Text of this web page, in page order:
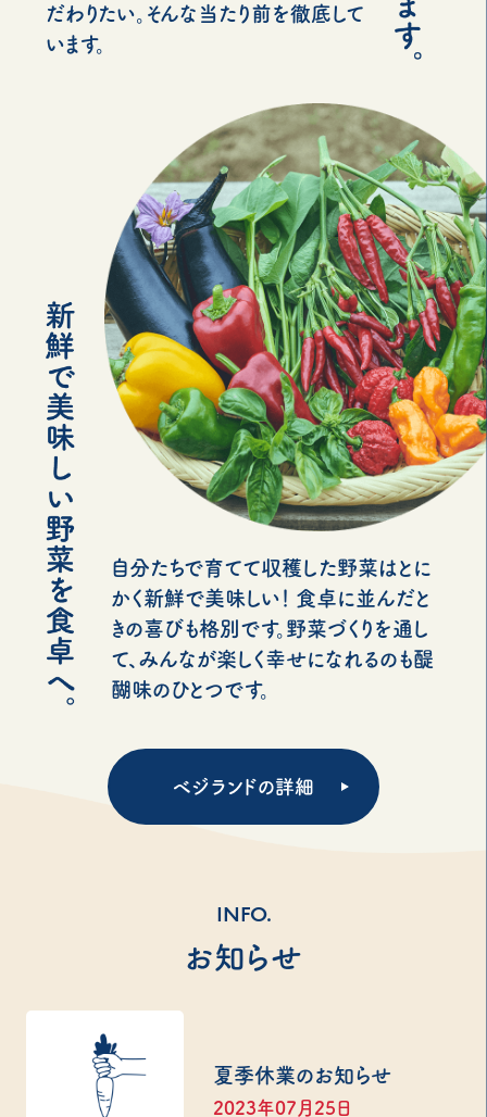
だわりたい。そんな当たり前を徹底して
います。
自分たちで育てて収穫した野菜はとに
かく新鮮で美味しい！ 食卓に並んだと
きの喜びも格別です。野菜づくりを通し
て、みんなが楽しく幸せになれるのも醍
醐味のひとつです。
ベジランドの詳細
INFO.
お知らせ
夏季休業のお知らせ
2023年07月25日